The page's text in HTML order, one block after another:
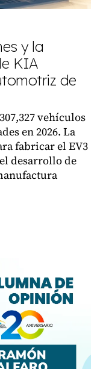
y la
KIA
de
vehículos
en 2026. La
fabricar el EV3
desarrollo de